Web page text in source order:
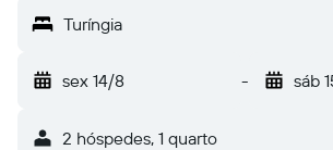
Turíngia
sex 14/8 - sáb
2 hóspedes, 1 quarto